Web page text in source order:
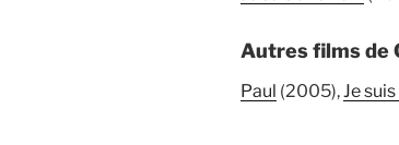
Autres films de
Paul (2005),Je